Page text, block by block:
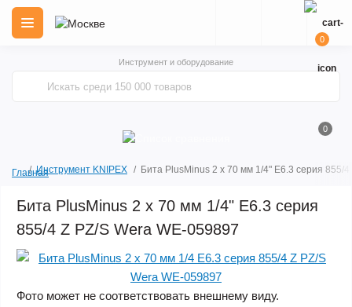
Инструмент и оборудование
0
0
ГлавнаяИнструмент KNIPEX Бита PlusMinus 2 x 70 мм 1/4" E6.3 серия 855/
Бита PlusMinus 2 x 70 мм 1/4" E6.3 серия
855/4 Z PZ/S Wera WE-059897
Фото может не соответствовать внешнему виду.